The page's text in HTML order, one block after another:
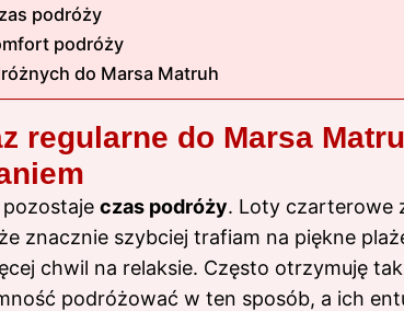
podróży
podróży
do Marsa Matruh
regularne do Marsa
czas podróży. Loty czarterowe
znacznie szybciej trafiam na piękne
chwil na relaksie. Często otrzymuję
podróżować w ten sposób, a ich